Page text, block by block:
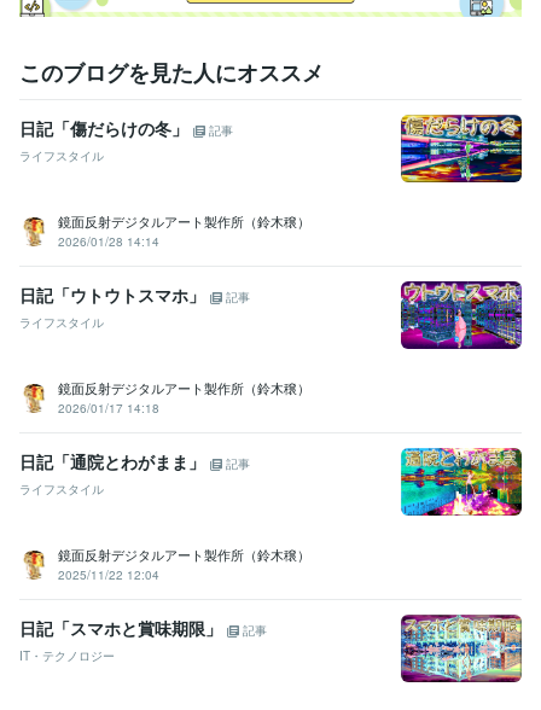
このブログを見た人にオススメ
日記「傷だらけの冬」
記事
ライフスタイル
鏡面反射デジタルアート製作所（鈴木穣）
2026/01/28 14:14
日記「ウトウトスマホ」
記事
ライフスタイル
鏡面反射デジタルアート製作所（鈴木穣）
2026/01/17 14:18
日記「通院とわがまま」
記事
ライフスタイル
鏡面反射デジタルアート製作所（鈴木穣）
2025/11/22 12:04
日記「スマホと賞味期限」
記事
IT・テクノロジー